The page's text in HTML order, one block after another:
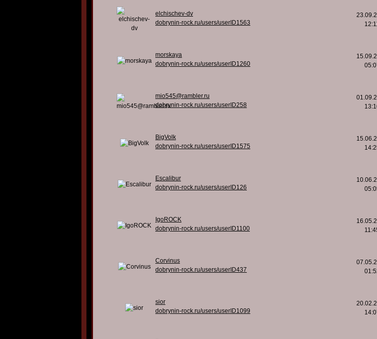
elchischev-dv
dobrynin-rock.ru/users/userID1563
morskaya
dobrynin-rock.ru/users/userID1260
mio545@rambler.ru
dobrynin-rock.ru/users/userID258
BigVolk
dobrynin-rock.ru/users/userID1575
Escalibur
dobrynin-rock.ru/users/userID126
IgoROCK
dobrynin-rock.ru/users/userID1100
Corvinus
dobrynin-rock.ru/users/userID437
sior
dobrynin-rock.ru/users/userID1099